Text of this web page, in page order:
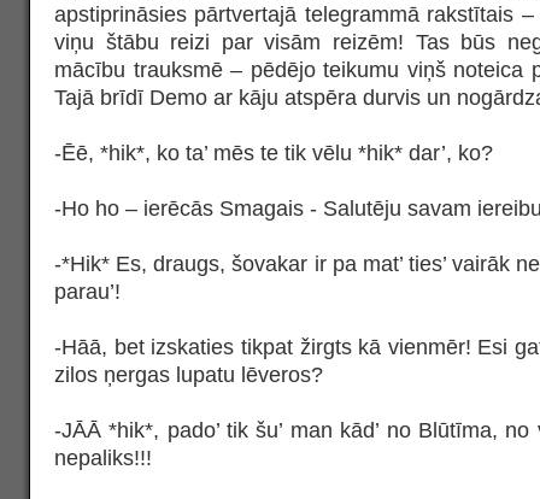
apstiprināsies pārtvertajā telegrammā rakstītais
viņu štābu reizi par visām reizēm! Tas būs
mācību trauksmē – pēdējo teikumu viņš noteica
Tajā brīdī Demo ar kāju atspēra durvis un
-Ēē, *hik*, ko ta’ mēs te tik vēlu *hik* dar’, ko?
-Ho ho – ierēcās Smagais - Salutēju savam
-*Hik* Es, draugs, šovakar ir pa mat’ ties’ vairāk
parau’!
-Hāā, bet izskaties tikpat žirgts kā vienmēr! Esi
zilos ņergas lupatu lēveros?
-JĀĀ *hik*, pado’ tik šu’ man kād’ no Blūtīma,
nepaliks!!!